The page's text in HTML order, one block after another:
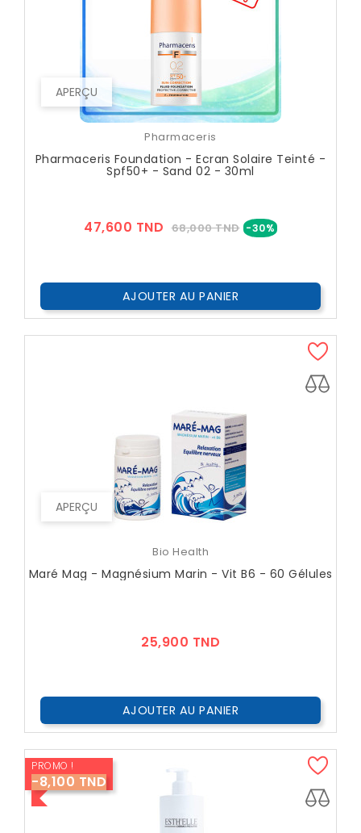
APERÇU
Pharmaceris
Pharmaceris Foundation - Ecran Solaire Teinté -
Spf50+ - Sand 02 - 30ml
47,600 TND Prix
68,000 TND -30%Prix
AJOUTER AU PANIER
APERÇU
Bio Health
Maré Mag - Magnésium Marin - Vit B6 - 60 Gélules
25,900 TND
AJOUTER AU PANIER
PROMO !
-8,100 TND